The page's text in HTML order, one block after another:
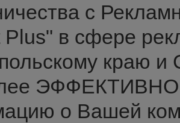
с
Plus" в сфере
краю и
ЭФФЕКТИВНО
о Вашей